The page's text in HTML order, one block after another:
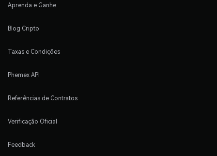
Aprenda e Ganhe
Blog Cripto
Taxas e Condições
Phemex API
Referências de Contratos
Verificação Oficial
Feedback